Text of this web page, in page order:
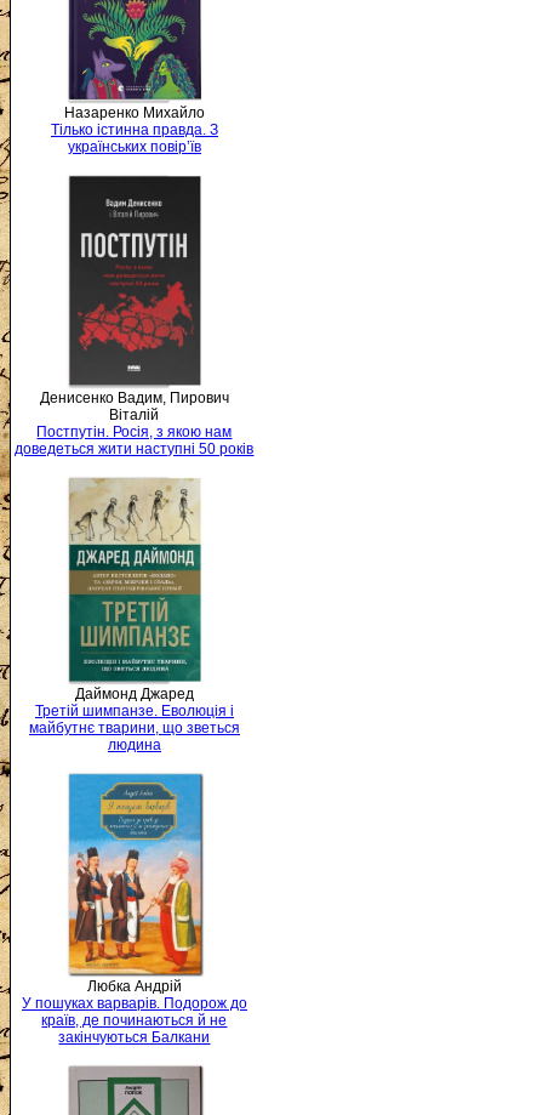
Назаренко Михайло
Тілько істинна правда. З
українських повір’їв
Денисенко Вадим, Пирович
Віталій
Постпутін. Росія, з якою нам
доведеться жити наступні 50 років
Даймонд Джаред
Третій шимпанзе. Еволюція і
майбутнє тварини, що зветься
людина
Любка Андрій
У пошуках варварів. Подорож до
країв, де починаються й не
закінчуються Балкани